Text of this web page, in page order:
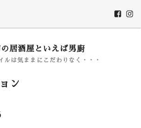
居酒屋といえば男廚
ルは気ままにこだわりなく・・・
ン